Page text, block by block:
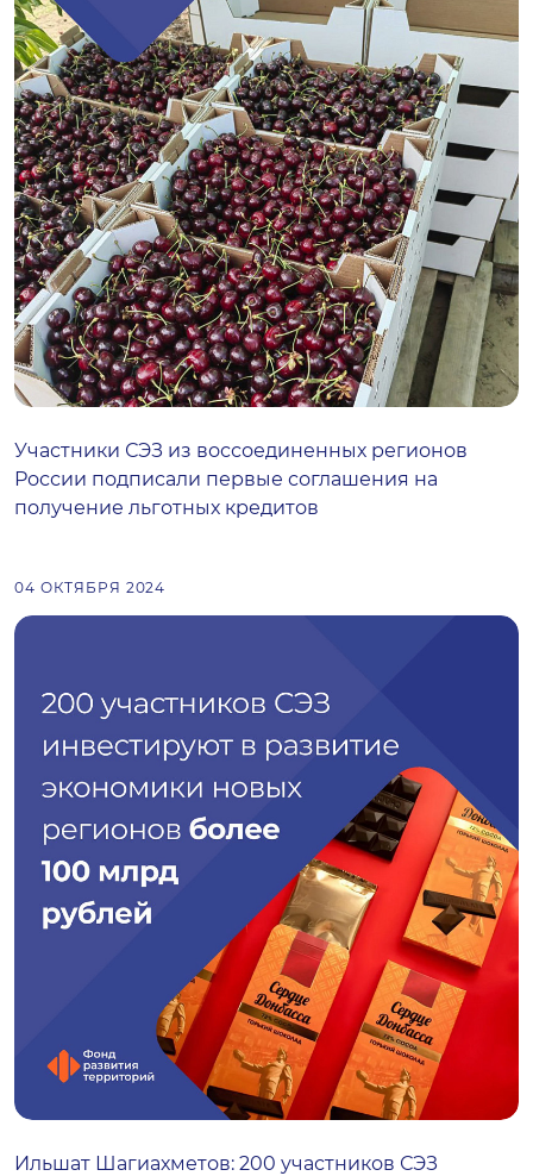
Участники СЭЗ из воссоединенных регионов
России подписали первые соглашения на
получение льготных кредитов
04 ОКТЯБРЯ 2024
Ильшат Шагиахметов: 200 участников СЭЗ